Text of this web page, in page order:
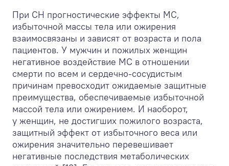
При СН прогностические эффекты МС,
избыточной массы тела или ожирения
взаимосвязаны и зависят от возраста и пола
пациентов. У мужчин и пожилых женщин
негативное воздействие МС в отношении
смерти по всем и сердечно-сосудистым
причинам превосходит ожидаемые защитные
преимущества, обеспечиваемые избыточной
массой тела или ожирением. И наоборот,
у женщин, не достигших пожилого возраста,
защитный эффект от избыточного веса или
ожирения значительно перевешивает
негативные последствия метаболических